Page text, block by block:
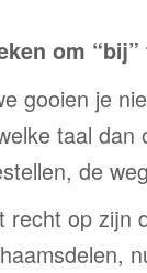
om
gooien je
taal dan
de
recht op zijn